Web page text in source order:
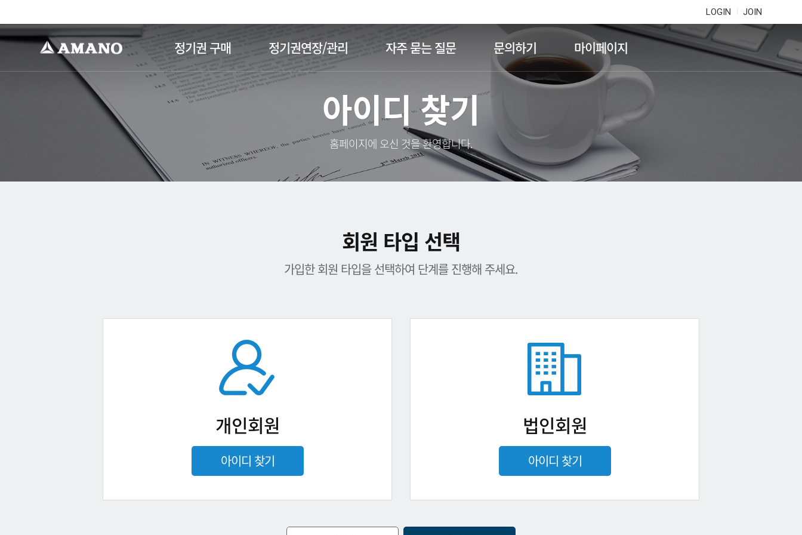
LOGIN JOIN
정기권 구매 정기권연장/관리 자주 묻는 질문 문의하기 마이페이지
아이디 찾기
홈페이지에 오신 것을 환영합니다.
회원 타입 선택
가입한 회원 타입을 선택하여 단계를 진행해 주세요.
개인회원
아이디 찾기
법인회원
아이디 찾기